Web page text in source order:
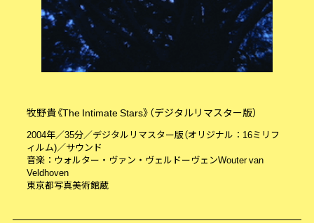
牧野貴《The Intimate Stars》（デジタルリマスター版）
2004年／35分／デジタルリマスター版（オリジナル：16ミリフ
ィルム)／サウンド
音楽：ウォルター・ヴァン・ヴェルドーヴェンWouter van
Veldhoven
東京都写真美術館蔵